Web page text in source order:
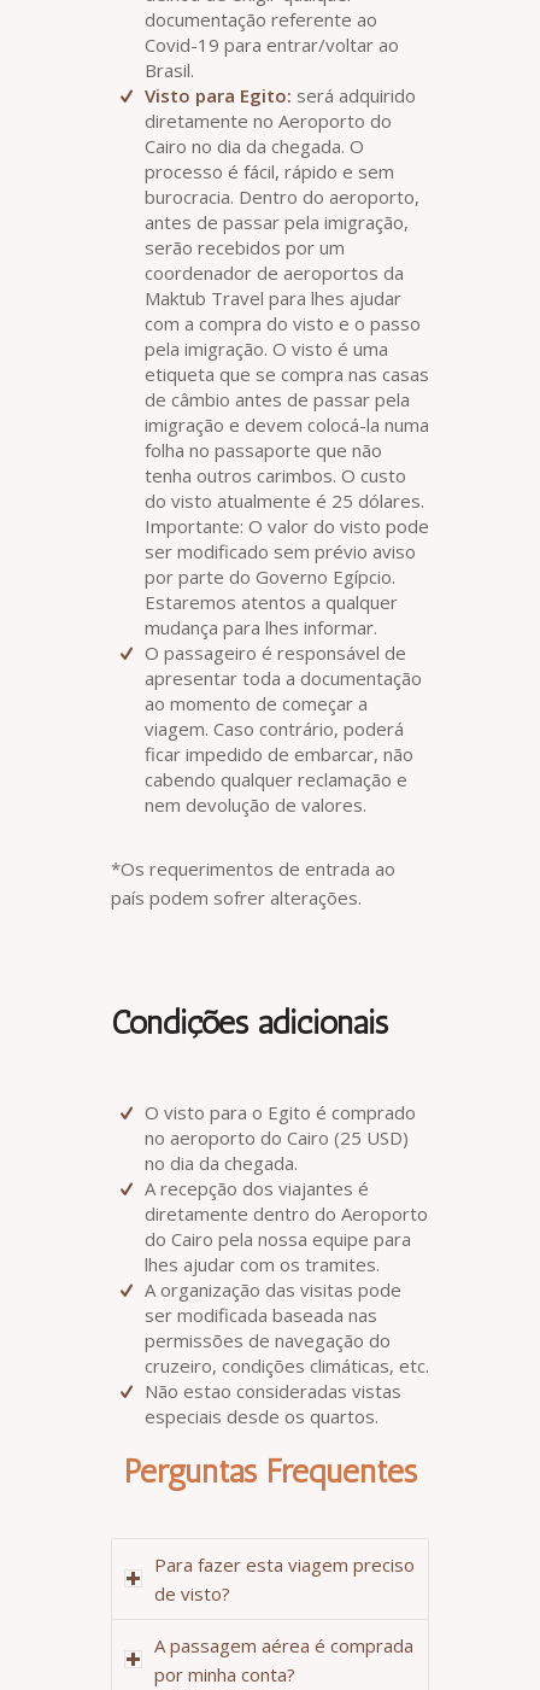
documentação referente ao
Covid-19 para entrar/voltar ao
Brasil.
Visto para Egito: será adquirido
diretamente no Aeroporto do
Cairo no dia da chegada. O
processo é fácil, rápido e sem
burocracia. Dentro do aeroporto,
antes de passar pela imigração,
serão recebidos por um
coordenador de aeroportos da
Maktub Travel para lhes ajudar
com a compra do visto e o passo
pela imigração. O visto é uma
etiqueta que se compra nas casas
de câmbio antes de passar pela
imigração e devem colocá-la numa
folha no passaporte que não
tenha outros carimbos. O custo
do visto atualmente é 25 dólares.
Importante: O valor do visto pode
ser modificado sem prévio aviso
por parte do Governo Egípcio.
Estaremos atentos a qualquer
mudança para lhes informar.
O passageiro é responsável de
apresentar toda a documentação
ao momento de começar a
viagem. Caso contrário, poderá
ficar impedido de embarcar, não
cabendo qualquer reclamação e
nem devolução de valores.
*Os requerimentos de entrada ao
país podem sofrer alterações.
Condições adicionais
O visto para o Egito é comprado
no aeroporto do Cairo (25 USD)
no dia da chegada.
A recepção dos viajantes é
diretamente dentro do Aeroporto
do Cairo pela nossa equipe para
lhes ajudar com os tramites.
A organização das visitas pode
ser modificada baseada nas
permissões de navegação do
cruzeiro, condições climáticas, etc.
Não estao consideradas vistas
especiais desde os quartos.
Perguntas Frequentes
Para fazer esta viagem preciso
de visto?
A passagem aérea é comprada
por minha conta?